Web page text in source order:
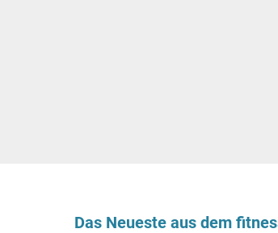
Das Neueste aus dem